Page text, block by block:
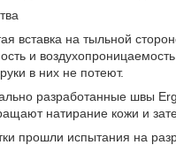
вставка на тыльной
и воздухопроницаемость
в них не потеют.
разработанные швы
натирание кожи и
прошли испытания на